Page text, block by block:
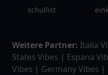
schullist
Weitere Partner: Italia
States Vibes | Espana
Vibes | Germany Vibes |